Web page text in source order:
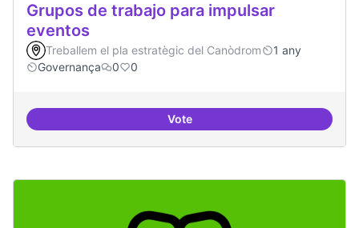
Grupos de trabajo para impulsar
eventos
Treballem el pla estratègic del Canòdrom
1 any
Governança
0 0
VoteGrupos de trabajo para impulsar